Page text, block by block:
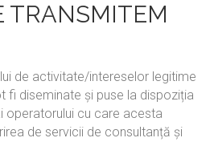
TRANSMITEM
de activitate/intereselor legitime
fi diseminate și puse la dispoziția
operatorului cu care acesta
de servicii de consultanță și